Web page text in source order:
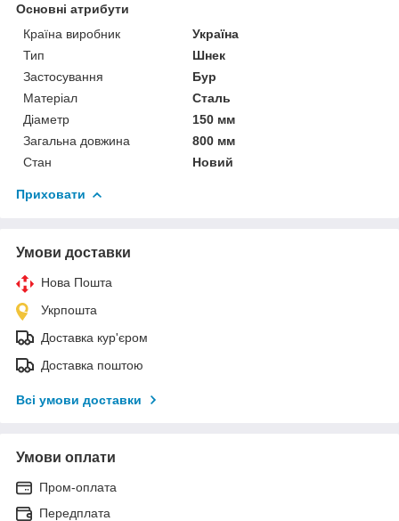
Основні атрибути
Країна виробник
Україна
Тип
Шнек
Застосування
Бур
Матеріал
Сталь
Діаметр
150 мм
Загальна довжина
800 мм
Стан
Новий
Приховати
Умови доставки
Нова Пошта
Укрпошта
Доставка кур'єром
Доставка поштою
Всі умови доставки
Умови оплати
Пром-оплата
Передплата